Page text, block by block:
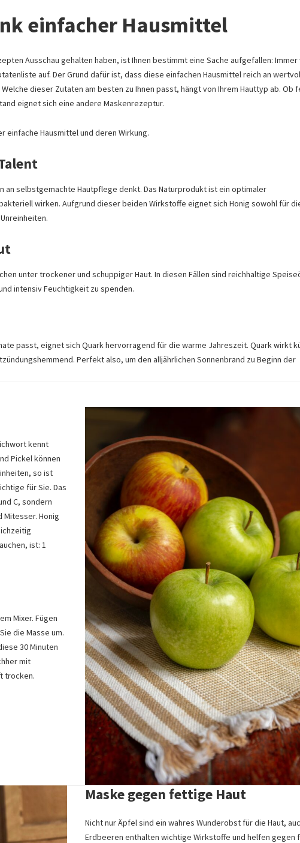
einfacher Hausmittel
Ausschau gehalten haben, ist Ihnen bestimmt eine Sache aufgefallen:
auf. Der Grund dafür ist, dass diese einfachen Hausmittel reich an
dieser Zutaten am besten zu Ihnen passt, hängt von Ihrem Hauttyp ab. Ob
eignet sich eine andere Maskenrezeptur.
einfache Hausmittel und deren Wirkung.
an selbstgemachte Hautpflege denkt. Das Naturprodukt ist ein optimaler
wirken. Aufgrund dieser beiden Wirkstoffe eignet sich Honig sowohl für
unter trockener und schuppiger Haut. In diesen Fällen sind reichhaltige
intensiv Feuchtigkeit zu spenden.
passt, eignet sich Quark hervorragend für die warme Jahreszeit. Quark wirkt
Perfekt also, um den alljährlichen Sonnenbrand zu Beginn der
kennt
Pickel können
so ist
für Sie. Das
C, sondern
Mitesser. Honig
ist: 1
Mixer. Fügen
die Masse um.
30 Minuten
mit
trocken.
Maske gegen fettige Haut
Nicht nur Äpfel sind ein wahres Wunderobst für die Haut,
Erdbeeren enthalten wichtige Wirkstoffe und helfen gegen